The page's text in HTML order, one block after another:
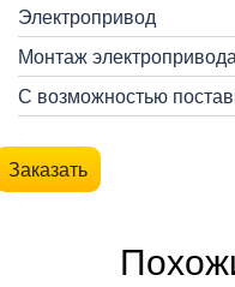
Электропривод
Монтаж
С возможностью
Заказать